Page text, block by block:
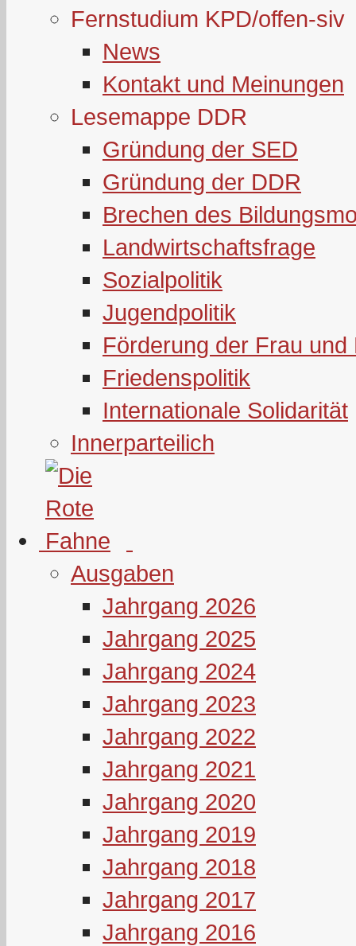
Fernstudium KPD/offen-siv
News
Kontakt und Meinungen
Lesemappe DDR
Gründung der SED
Gründung der DDR
Brechen des
Landwirtschaftsfrage
Sozialpolitik
Jugendpolitik
Förderung der Frau und
Friedenspolitik
Internationale Solidarität
Innerparteilich
Ausgaben
Jahrgang 2026
Jahrgang 2025
Jahrgang 2024
Jahrgang 2023
Jahrgang 2022
Jahrgang 2021
Jahrgang 2020
Jahrgang 2019
Jahrgang 2018
Jahrgang 2017
Jahrgang 2016